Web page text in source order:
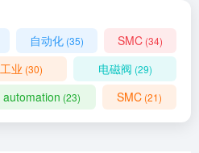
自动化 (35) SMC (34)
工业 (30) 电磁阀 (29)
automation (23) SMC(21)